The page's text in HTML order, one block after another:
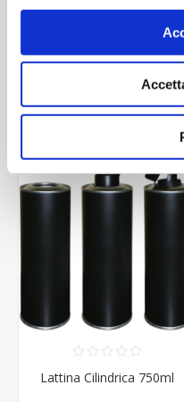
Lattina Cilindrica 750ml